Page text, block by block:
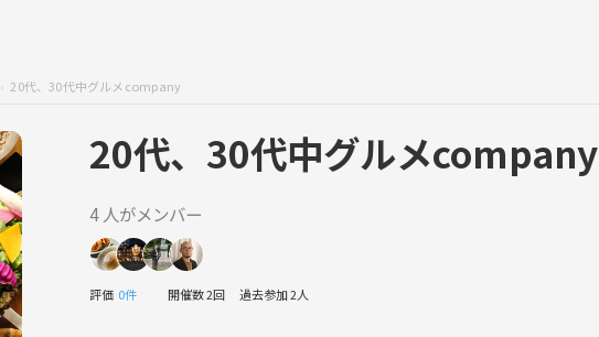
20代、30代中グルメcompany
20代、30代中グルメcompany
4 人がメンバー
評価 0件 開催数 2回 過去参加 2人